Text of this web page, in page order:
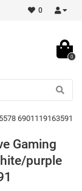
0
0
6901119163591
Gaming
purple